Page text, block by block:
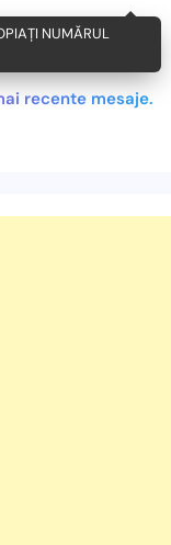
NUMĂRUL
recente mesaje.